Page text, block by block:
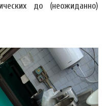
до (неожиданно)